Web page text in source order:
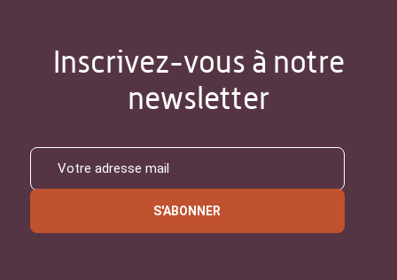
Inscrivez-vous à notre
newsletter
S'ABONNER